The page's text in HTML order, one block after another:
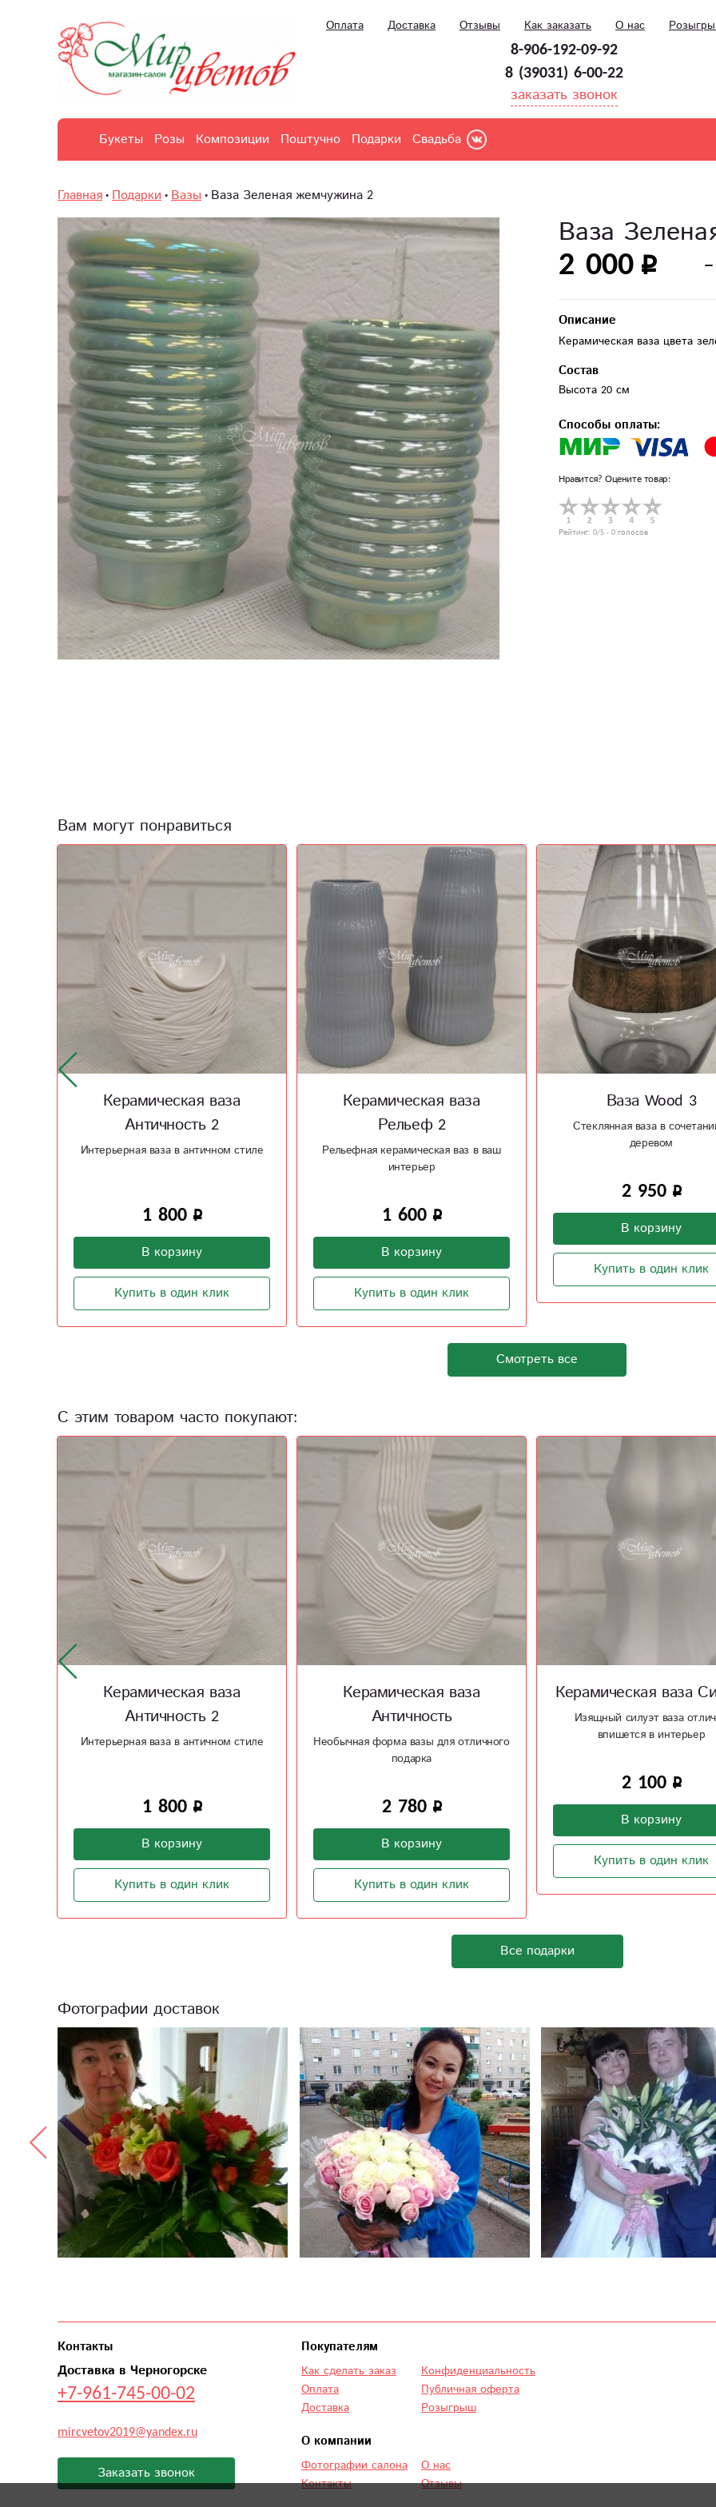
Оплата Доставка Отзывы Как заказать О нас
8-906-192-09-92
8 (39031) 6-00-22
заказать звонок
Букеты Розы Композиции Поштучно Подарки Свадьба
Главная Подарки Вазы Ваза Зеленая жемчужина 2
Ваза
2 000
Описание
Керамическая ваза цвета
Состав
Высота 20 см
Способы оплаты:
Нравится? Оцените товар:
Рейтинг: 0/5 - 0 голосов
Вам могут понравиться
Керамическая ваза
Рельеф 2
Рельефная керамическая ваз в ваш
1 600
В корзину
Купить в один клик
Ваза Wood 3
Стеклянная ваза в сочетании с
Купить в один клик
Ваза Wood 4
Изысканное сочетание
дерева
2 300
В корзину
Купить в один клик
Смотреть все
С этим товаром часто покупают:
Керамическая ваза
Античность
Необычная форма вазы для отличного
2 780
В корзину
Купить в один клик
Керамическая ваза Силуэт
Изящный силуэт ваза отлично
впишется в интерьер
Купить в один клик
Ваза - керамика 2
Керамическая ваза необычной
920
В корзину
Купить в один клик
Все подарки
Фотографии доставок
Контакты
Доставка в Черногорске
+7-961-745-00-02
mircvetov2019@yandex.ru
Заказать звонок
Покупателям
Как сделать заказ
Оплата
Доставка
Конфиденциальность
Публичная оферта
Розыгрыш
О компании
Фотографии салона
Контакты
О нас
Отзывы